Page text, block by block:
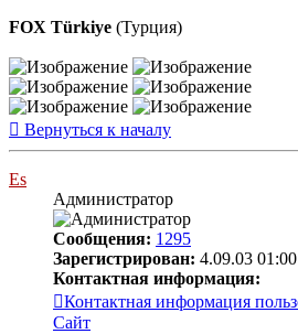
FOX Türkiye (Турция)
Вернуться к началу
Es
Администратор
Сообщения: 1295
Зарегистрирован: 4.09.03 01:00
Контактная информация:
Контактная информация
Сайт